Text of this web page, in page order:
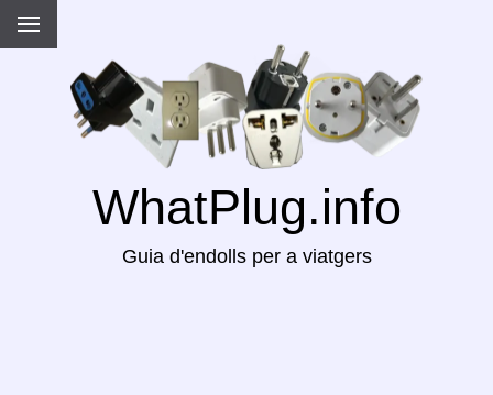
WhatPlug.info
Guia d'endolls per a viatgers